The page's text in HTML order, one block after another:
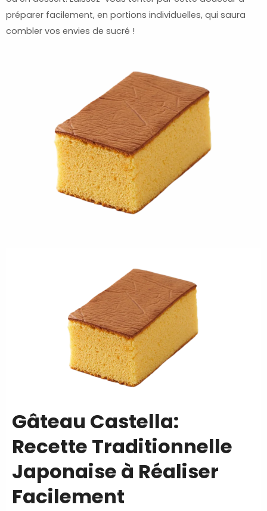
préparer facilement, en portions individuelles, qui saura
combler vos envies de sucré !
Gâteau Castella:
Recette Traditionnelle
Japonaise à Réaliser
Facilement